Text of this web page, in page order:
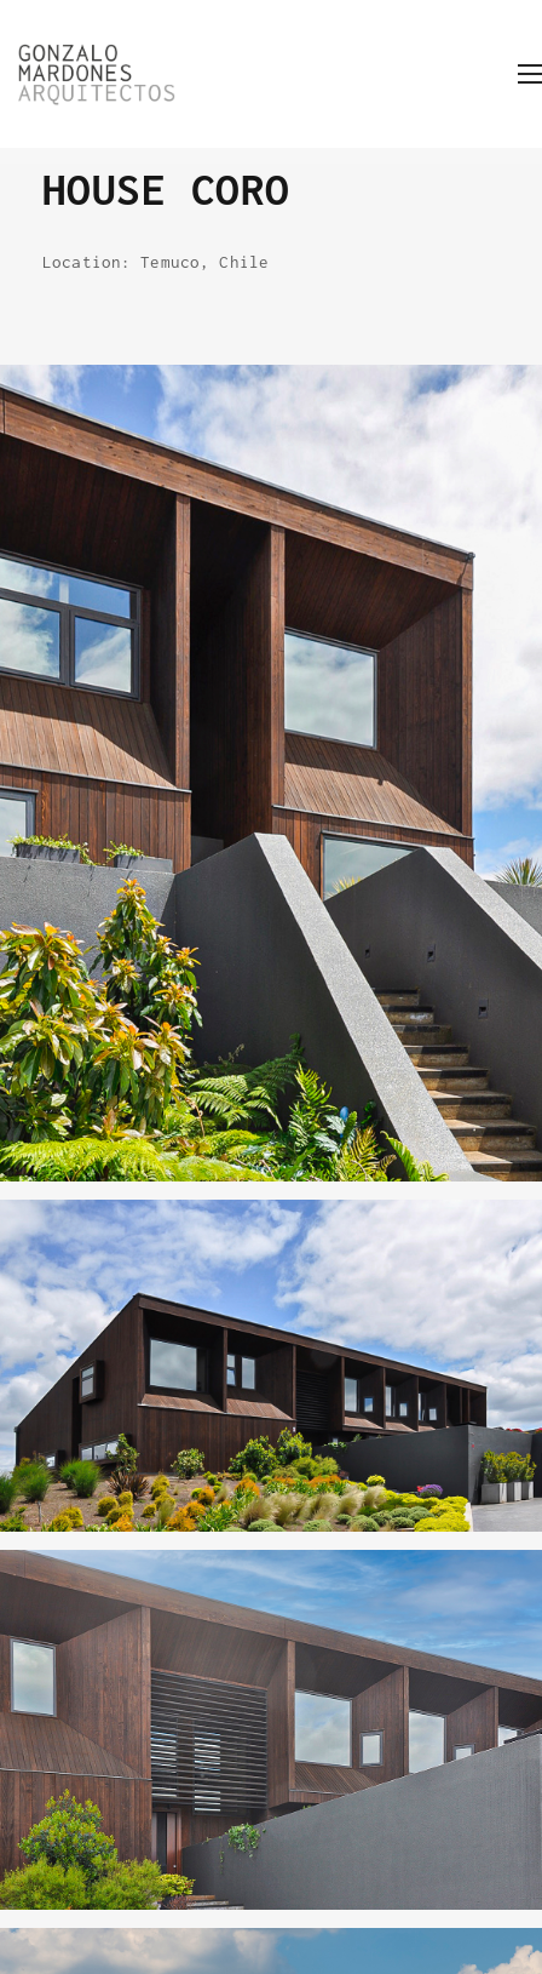
HOUSE CORO
Location: Temuco, Chile